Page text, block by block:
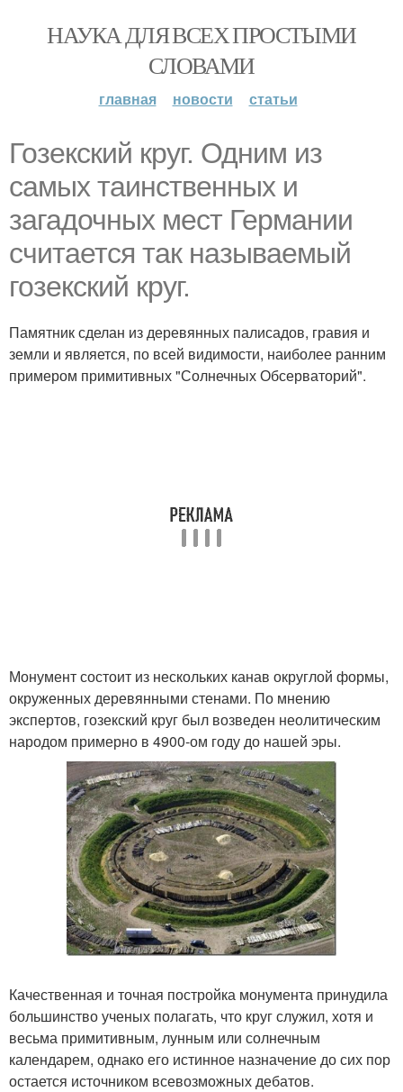
НАУКА ДЛЯ ВСЕХ ПРОСТЫМИ
СЛОВАМИ
главная новости статьи
Гозекский круг. Одним из
самых таинственных и
загадочных мест Германии
считается так называемый
гозекский круг.
Памятник сделан из деревянных палисадов, гравия и
земли и является, по всей видимости, наиболее ранним
примером примитивных "Солнечных Обсерваторий".
Монумент состоит из нескольких канав округлой формы,
окруженных деревянными стенами. По мнению
экспертов, гозекский круг был возведен неолитическим
народом примерно в 4900-ом году до нашей эры.
Качественная и точная постройка монумента принудила
большинство ученых полагать, что круг служил, хотя и
весьма примитивным, лунным или солнечным
календарем, однако его истинное назначение до сих пор
остается источником всевозможных дебатов.